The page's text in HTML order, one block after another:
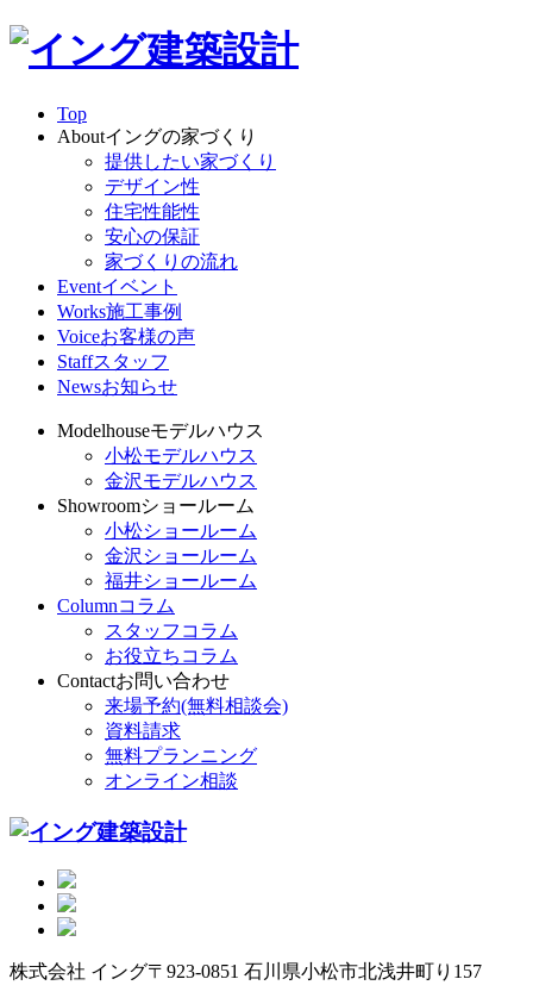
Top
Aboutイングの家づくり
提供したい家づくり
デザイン性
住宅性能性
安心の保証
家づくりの流れ
Eventイベント
Works施工事例
Voiceお客様の声
Staffスタッフ
Newsお知らせ
Modelhouseモデルハウス
小松モデルハウス
金沢モデルハウス
Showroomショールーム
小松ショールーム
金沢ショールーム
福井ショールーム
Columnコラム
スタッフコラム
お役立ちコラム
Contactお問い合わせ
来場予約(無料相談会)
資料請求
無料プランニング
オンライン相談
株式会社 イング〒923-0851 石川県小松市北浅井町り157